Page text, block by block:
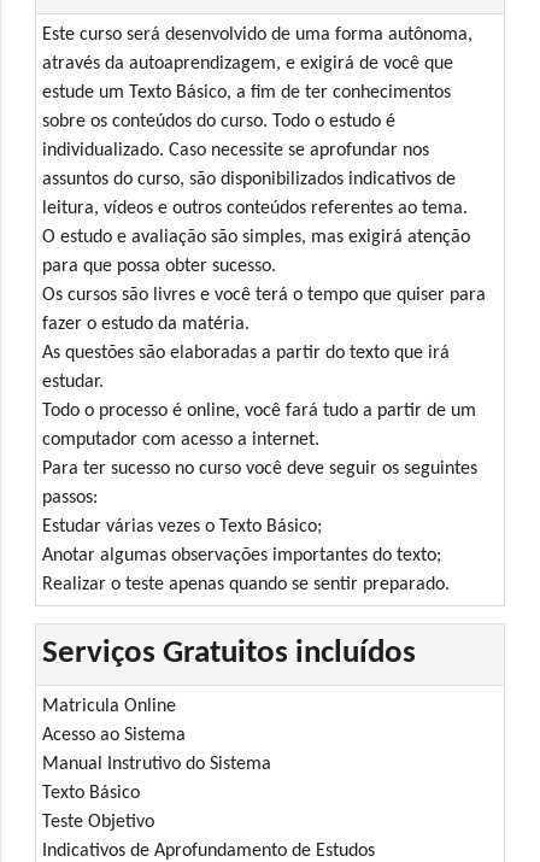
Este curso será desenvolvido de uma forma autônoma,
através da autoaprendizagem, e exigirá de você que
estude um Texto Básico, a fim de ter conhecimentos
sobre os conteúdos do curso. Todo o estudo é
individualizado. Caso necessite se aprofundar nos
assuntos do curso, são disponibilizados indicativos de
leitura, vídeos e outros conteúdos referentes ao tema.
O estudo e avaliação são simples, mas exigirá atenção
para que possa obter sucesso.
Os cursos são livres e você terá o tempo que quiser para
fazer o estudo da matéria.
As questões são elaboradas a partir do texto que irá
estudar.
Todo o processo é online, você fará tudo a partir de um
computador com acesso a internet.
Para ter sucesso no curso você deve seguir os seguintes
passos:
Estudar várias vezes o Texto Básico;
Anotar algumas observações importantes do texto;
Realizar o teste apenas quando se sentir preparado.
Serviços Gratuitos incluídos
Matricula Online
Acesso ao Sistema
Manual Instrutivo do Sistema
Texto Básico
Teste Objetivo
Indicativos de Aprofundamento de Estudos